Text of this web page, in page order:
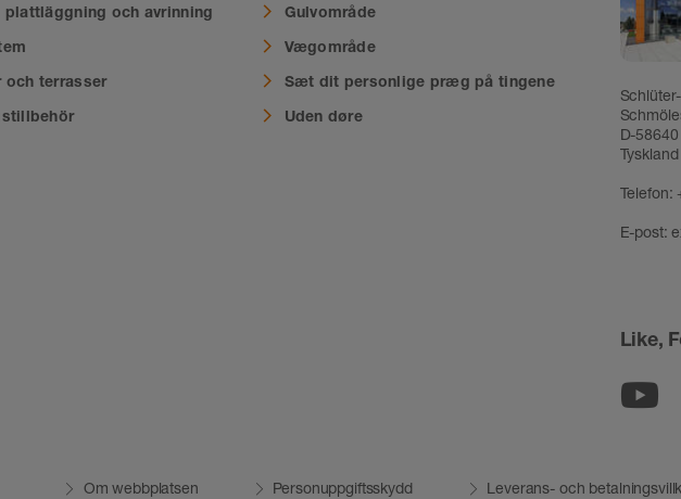
plattläggning och avrinning
och terrasser
Gulvområde
Vægområde
Sæt dit personlige præg på tingene
Uden døre
D-
Tyskland
Telefon:
E-post:
Like,
Om webbplatsen Personuppgiftsskydd Leverans- och